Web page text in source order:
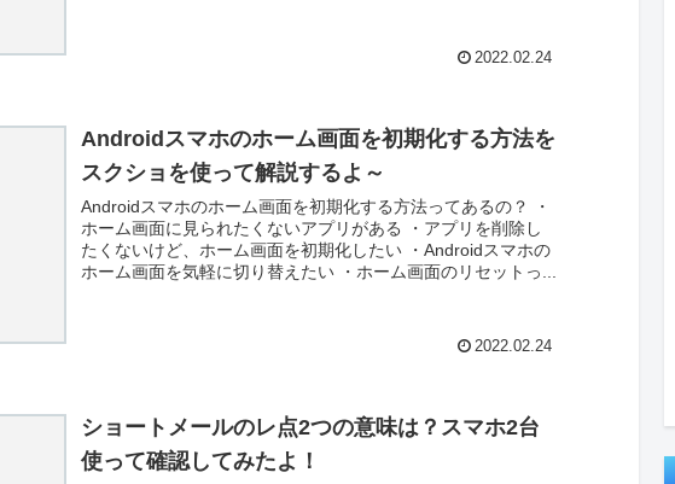
2022.02.24
Androidスマホのホーム画面を初期化する方法を
スクショを使って解説するよ～
Androidスマホのホーム画面を初期化する方法ってあるの？ ・
ホーム画面に見られたくないアプリがある ・アプリを削除し
たくないけど、ホーム画面を初期化したい ・Androidスマホの
ホーム画面を気軽に切り替えたい ・ホーム画面のリセットっ...
2022.02.24
ショートメールのレ点2つの意味は？スマホ2台
使って確認してみたよ！